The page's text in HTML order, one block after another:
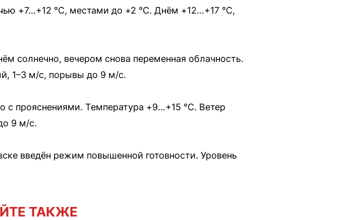
+7…+12 °C, местами до +2 °C. Днём +12…+17 °C,
солнечно, вечером снова переменная облачность.
1–3 м/с, порывы до 9 м/с.
прояснениями. Температура +9…+15 °C. Ветер
9 м/с.
введён режим повышенной готовности. Уровень
ТАКЖЕ